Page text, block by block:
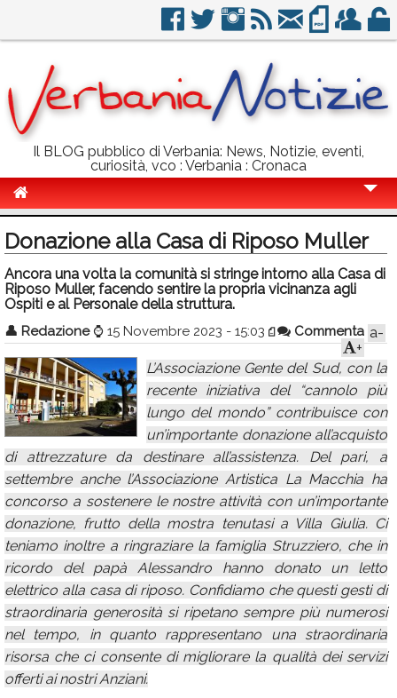
Il BLOG pubblico di Verbania: News, Notizie, eventi,
curiosità, vco : Verbania : Cronaca
Politica
Sport
Eventi
Info Utili
Rubriche
Calendario
Annunci
Donazione alla Casa di Riposo Muller
Ancora una volta la comunità si stringe intorno alla Casa di
Riposo Muller, facendo sentire la propria vicinanza agli
Ospiti e al Personale della struttura.
👤 Redazione ⌚ 15 Novembre 2023 - 15:03 Commenta a-
+
L’Associazione Gente del Sud, con la
recente iniziativa del “cannolo più
lungo del mondo” contribuisce con
un’importante donazione all’acquisto
di attrezzature da destinare all’assistenza. Del pari, a
settembre anche l’Associazione Artistica La Macchia ha
concorso a sostenere le nostre attività con un’importante
donazione, frutto della mostra tenutasi a Villa Giulia. Ci
teniamo inoltre a ringraziare la famiglia Struzziero, che in
ricordo del papà Alessandro hanno donato un letto
elettrico alla casa di riposo. Confidiamo che questi gesti di
straordinaria generosità si ripetano sempre più numerosi
nel tempo, in quanto rappresentano una straordinaria
risorsa che ci consente di migliorare la qualità dei servizi
offerti ai nostri Anziani.